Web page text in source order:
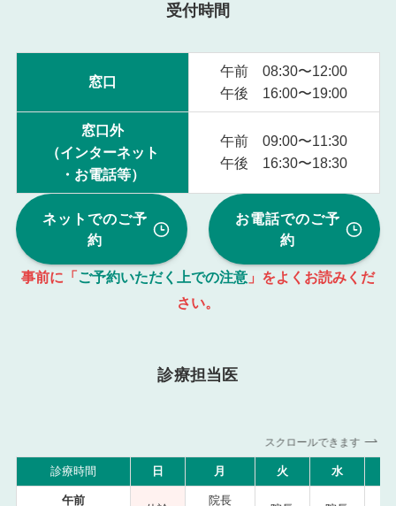
受付時間
窓口
午前 08:30〜12:00
午後 16:00〜19:00
窓口外
（インターネット
・お電話等）
午前 09:00〜11:30
午後 16:30〜18:30
ネットでのご予
約
お電話でのご予
約
事前に「 ご予約いただく上での注意」をよくお読みくだ
さい。
診療担当医
スクロールできます
診療時間 日 月 火 水
午前
院長